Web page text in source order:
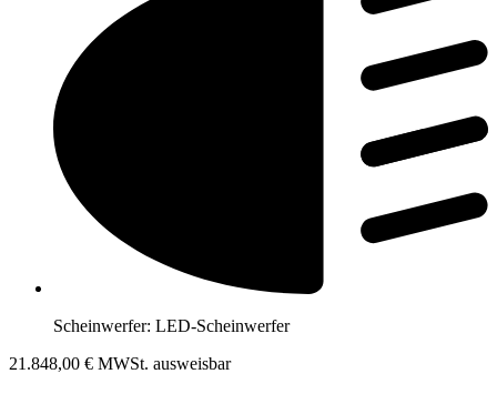
Scheinwerfer: LED-Scheinwerfer
21.848,00 € MWSt. ausweisbar